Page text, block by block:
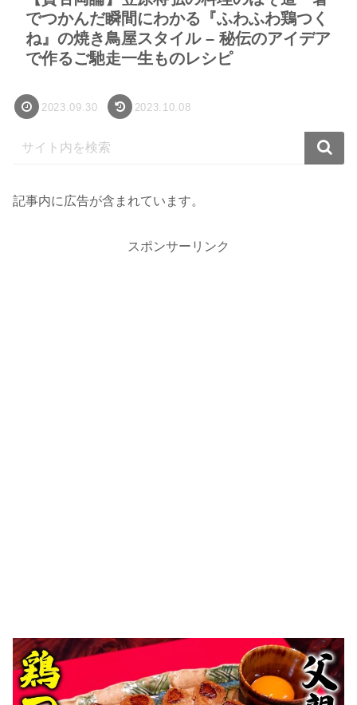
でつかんだ瞬間にわかる『ふわふわ鶏つく
ね』の焼き鳥屋スタイル – 秘伝のアイデア
で作るご馳走一生ものレシピ
2023.09.30 2023.10.08
記事内に広告が含まれています。
スポンサーリンク